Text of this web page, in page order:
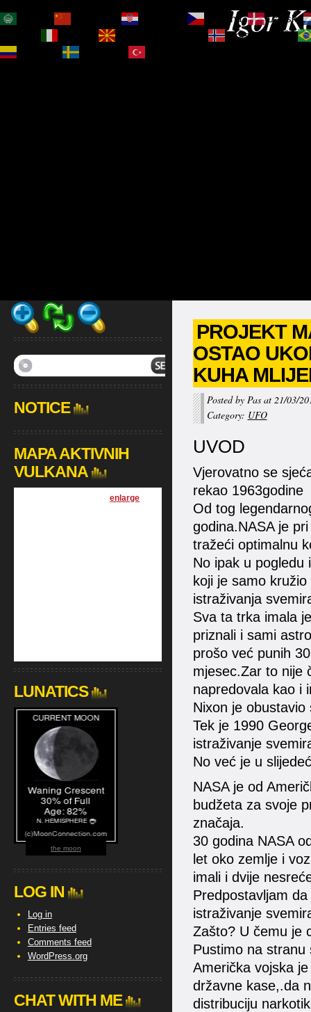
Igor
PROJEKT
OSTAO
KUHA
Posted by Pas at 21/03/
Category: UFO
UVOD
Vjerovatno se
rekao 1963godine
Od tog
godina.NASA je
tražeći optimalnu
No ipak u pogledu
koji je samo
istraživanja
Sva ta trka imala
priznali i sami
prošo već punih
mjesec.Zar to nije
napredovala kao i
Nixon je
Tek je 1990
istraživanje
No već je u
NASA je od
budžeta za svoje
značaja.
30 godina NASA
let oko zemlje i
imali i dvije
Predpostavljam
istraživanje
Zašto? U čemu je
Pustimo na stranu
Američka vojska
državne kase,.da
distribuciju
NOTICE
MAPA AKTIVNIH
VULKANA
[enlarge
LUNATICS
the moon
LOG IN
Log in
Entries feed
Comments feed
WordPress.org
CHAT WITH ME
Čeština‎
Dansk
Norsk bokmål